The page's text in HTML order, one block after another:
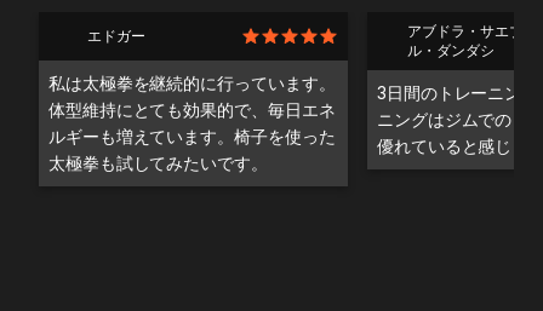
エドガー
私は太極拳を継続的に行っています。
体型維持にとても効果的で、毎日エネ
ルギーも増えています。椅子を使った
太極拳も試してみたいです。
アブドラ・サエブ・
ル・ダンダシ
3日間のトレーニン
ニングはジムでのト
優れていると感じま